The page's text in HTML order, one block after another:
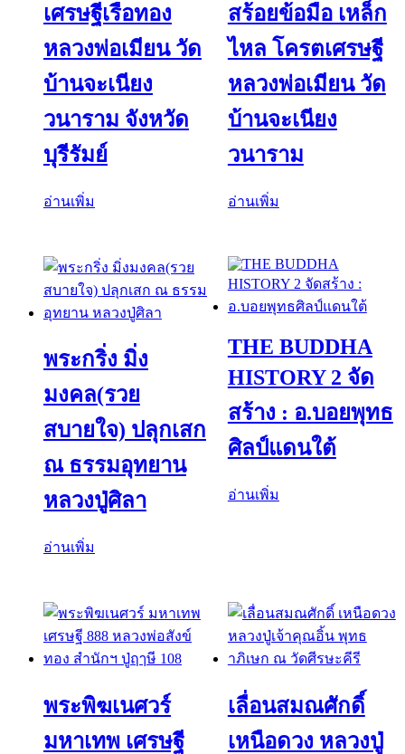
เศรษฐีเรือทอง
หลวงพ่อเมียน วัด
บ้านจะเนียง
วนาราม จังหวัด
บุรีรัมย์
อ่านเพิ่ม
สร้อยข้อมือ เหล็ก
ไหล โครตเศรษฐี
หลวงพ่อเมียน วัด
บ้านจะเนียง
วนาราม
อ่านเพิ่ม
พระกริ่ง มิ่ง
มงคล(รวย
สบายใจ) ปลุกเสก
ณ ธรรมอุทยาน
หลวงปู่ศิลา
อ่านเพิ่ม
THE BUDDHA
HISTORY 2 จัด
สร้าง : อ.บอยพุทธ
ศิลป์แดนใต้
อ่านเพิ่ม
พระพิฆเนศวร์
มหาเทพ เศรษฐี
เลื่อนสมณศักดิ์
เหนือดวง หลวงปู่